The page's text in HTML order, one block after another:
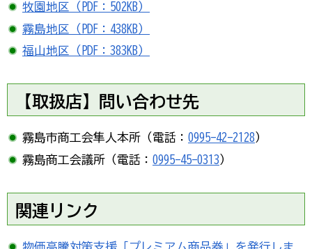
牧園地区（PDF：502KB）
霧島地区（PDF：438KB）
福山地区（PDF：383KB）
【取扱店】問い合わせ先
霧島市商工会隼人本所（電話： 0995-42-2128 ）
霧島商工会議所（電話： 0995-45-0313 ）
関連リンク
物価高騰対策支援「プレミアム商品券」を発行しま